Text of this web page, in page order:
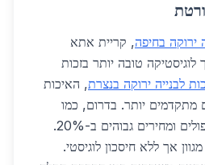
ירוקה בחיפה, קריית אתא
טובה יותר בזכות
לבנייה ירוקה בנצרת, האיכות
מתקדמים יותר. בדרום, כמו
באשקלון, זמני משלוח כפולים ומחירים גבוהים ב-20%.
אך ללא חיסכון לוגיסטי.